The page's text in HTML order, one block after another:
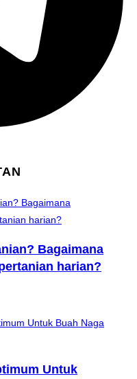
Bagaimana
harian?
Untuk